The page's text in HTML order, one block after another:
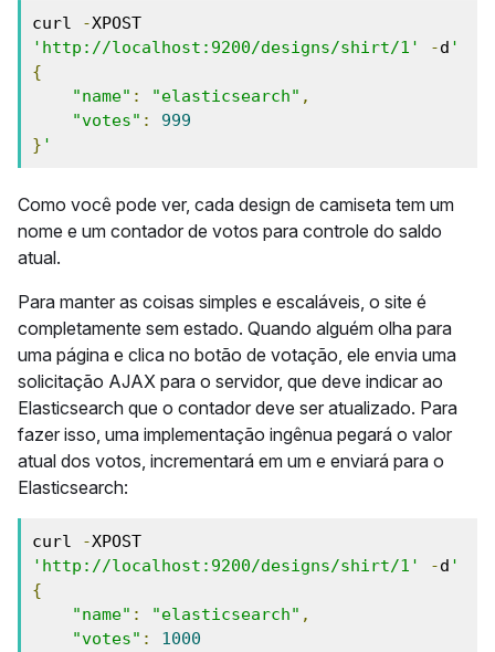
curl -
'http://localhost:9200/designs/shirt/1'
-d '
{
"name" : "elasticsearch" ,
"votes" :
999
} '
Como você pode ver, cada design de camiseta tem um
nome e um contador de votos para controle do saldo
atual.
Para manter as coisas simples e escaláveis, o site é
completamente sem estado. Quando alguém olha para
uma página e clica no botão de votação, ele envia uma
solicitação AJAX para o servidor, que deve indicar ao
Elasticsearch que o contador deve ser atualizado. Para
fazer isso, uma implementação ingênua pegará o valor
atual dos votos, incrementará em um e enviará para o
Elasticsearch:
curl -
'http://localhost:9200/designs/shirt/1'
-d '
{
"name" : "elasticsearch" ,
"votes" :
1000